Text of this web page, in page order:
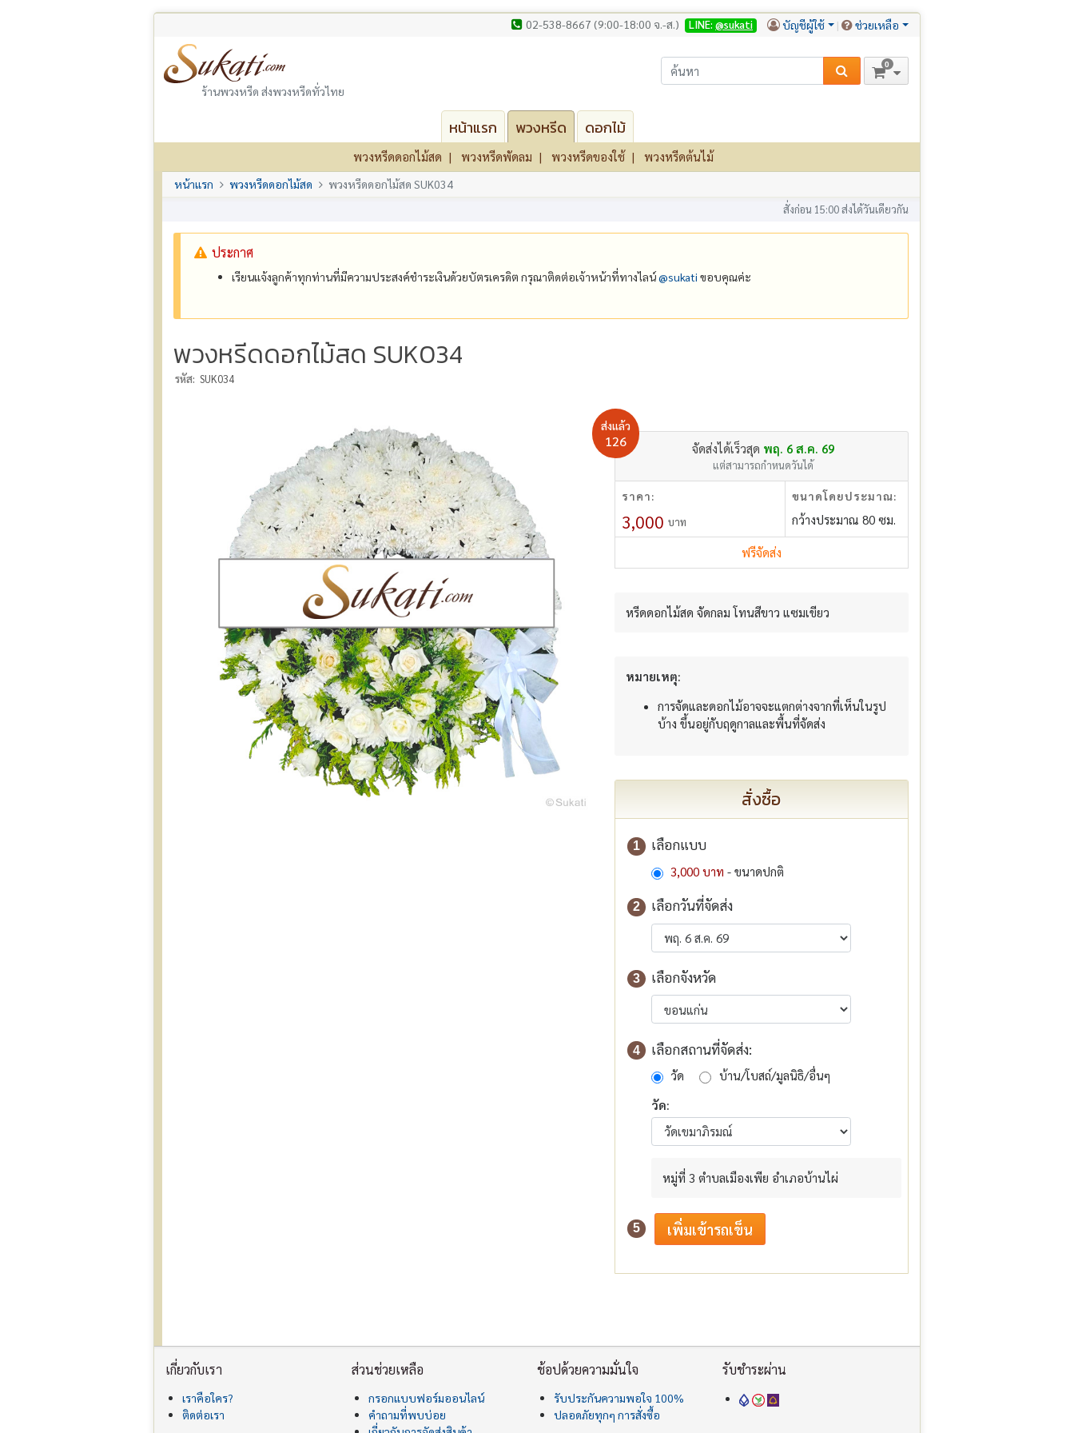
02-538-8667 (9:00-18:00 จ.-ส.) LINE:@sukati บัญชีผู้ใช้ ช่วยเหลือ
ร้านพวงหรีด ส่งพวงหรีดทั่วไทย
0
หน้าแรก พวงหรีด ดอกไม้
พวงหรีดดอกไม้สด พวงหรีดพัดลม พวงหรีดของใช้ พวงหรีดต้นไม้
หน้าแรก พวงหรีดดอกไม้สด พวงหรีดดอกไม้สด SUK034
สั่งก่อน 15:00 ส่งได้วันเดียวกัน
ประกาศ
เรียนแจ้งลูกค้าทุกท่านที่มีความประสงค์ชำระเงินด้วยบัตรเครดิต กรุณาติดต่อเจ้าหน้าที่ทางไลน์@‌sukati ขอบคุณค่ะ
พวงหรีดดอกไม้สด SUK034
รหัส: SUK034
ส่งแล้ว
126 จัดส่งได้เร็วสุด พฤ. 6 ส.ค. 69
แต่สามารถกำหนดวันได้
ราคา:
3,000 บาท
ขนาดโดยประมาณ:
กว้างประมาณ 80 ซม.
ฟรีจัดส่ง
หรีดดอกไม้สด จัดกลม โทนสีขาว แซมเขียว
หมายเหตุ:
การจัดและดอกไม้อาจจะแตกต่างจากที่เห็นในรูป
บ้าง ขึ้นอยู่กับฤดูกาลและพื้นที่จัดส่ง
สั่งซื้อ
1 เลือกแบบ
3,000 บาท - ขนาดปกติ
2 เลือกวันที่จัดส่ง
3 เลือกจังหวัด
4 เลือกสถานที่จัดส่ง:
วัด
บ้าน/โบสถ์/มูลนิธิ/อื่นๆ
วัด:
หมู่ที่ 3 ตำบลเมืองเพีย อำเภอบ้านไผ่
5
เกี่ยวกับเรา
เราคือใคร?
ติดต่อเรา
ส่วนช่วยเหลือ
กรอกแบบฟอร์มออนไลน์
คำถามที่พบบ่อย
ช้อปด้วยความมั่นใจ
รับประกันความพอใจ 100%
ปลอดภัยทุกๆ การสั่งซื้อ
รับชำระผ่าน